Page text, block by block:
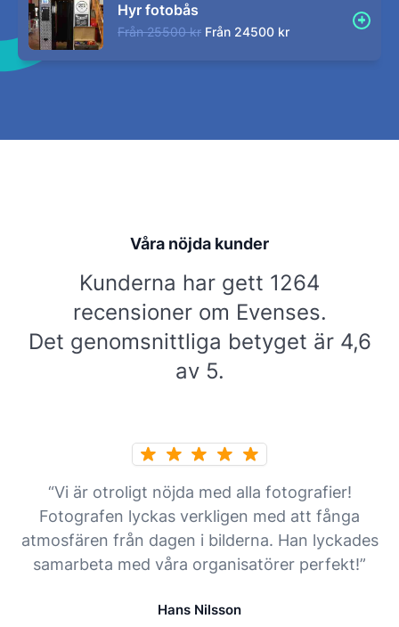
Hyr fotobås
Från 25500 kr Från 24500 kr
Våra nöjda kunder
Kunderna har gett 1264
recensioner om Evenses.
Det genomsnittliga betyget är 4,6
av 5.
“Vi är otroligt nöjda med alla fotografier!
Fotografen lyckas verkligen med att fånga
atmosfären från dagen i bilderna. Han lyckades
samarbeta med våra organisatörer perfekt!”
Hans Nilsson